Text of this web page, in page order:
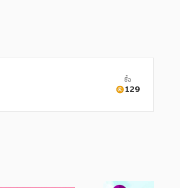
ซื้อ
129